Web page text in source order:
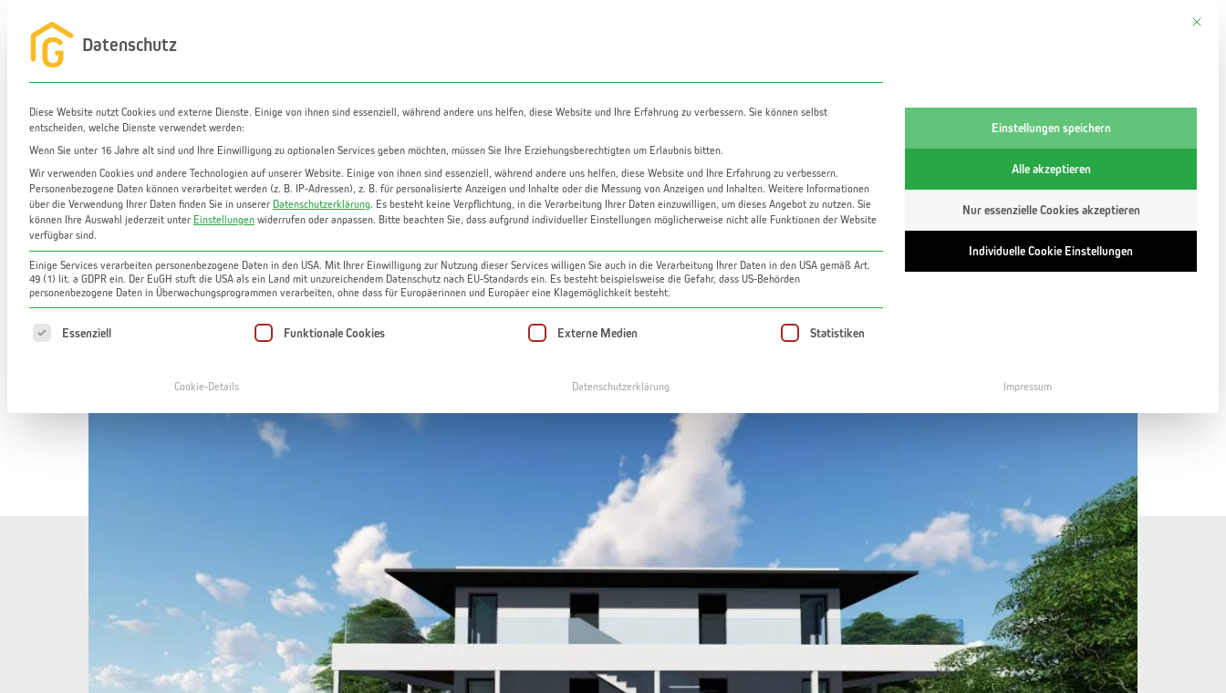
Inhalt
springen
Startseite
Wohnung kaufen
Ruhige Neubauwohnung im Grünen | 59 m² | 2 bzw. 3 Zimmer | Garten | Terrasse
Mit
Datenschutz
Diese Website nutzt Cookies und externe Dienste. Einige von ihnen sind essenziell, während andere uns helfen, diese Website und Ihre Erfahrung zu verbessern. Sie können selbst
entscheiden, welche Dienste verwendet werden:
Wenn Sie unter 16 Jahre alt sind und Ihre Einwilligung zu optionalen Services geben möchten, müssen Sie Ihre Erziehungsberechtigten um Erlaubnis bitten.
Wir verwenden Cookies und andere Technologien auf unserer Website. Einige von ihnen sind essenziell, während andere uns helfen, diese Website und Ihre Erfahrung zu verbessern.
Personenbezogene Daten können verarbeitet werden (z. B. IP-Adressen), z. B. für personalisierte Anzeigen und Inhalte oder die Messung von Anzeigen und Inhalten. Weitere Informationen
über die Verwendung Ihrer Daten finden Sie in unserer Datenschutzerklärung. Es besteht keine Verpflichtung, in die Verarbeitung Ihrer Daten einzuwilligen, um dieses Angebot zu nutzen. Sie
können Ihre Auswahl jederzeit unter Einstellungen widerrufen oder anpassen. Bitte beachten Sie, dass aufgrund individueller Einstellungen möglicherweise nicht alle Funktionen der Website
verfügbar sind.
Einige Services verarbeiten personenbezogene Daten in den USA. Mit Ihrer Einwilligung zur Nutzung dieser Services willigen Sie auch in die Verarbeitung Ihrer Daten in den USA gemäß Art.
49 (1) lit. a GDPR ein. Der EuGH stuft die USA als ein Land mit unzureichendem Datenschutz nach EU-Standards ein. Es besteht beispielsweise die Gefahr, dass US-Behörden
personenbezogene Daten in Überwachungsprogrammen verarbeiten, ohne dass für Europäerinnen und Europäer eine Klagemöglichkeit besteht.
Es folgt eine Liste der Service-Gruppen, für die eine Einwilligung erteilt werden kann. Die erste Service-Gruppe ist essenziell und kann nicht
Essenziell Funktionale Cookies Externe Medien Statistiken
Einstellungen speichern
Alle akzeptieren
Nur essenzielle Cookies akzeptieren
Individuelle Cookie Einstellungen
Cookie-Details Datenschutzerklärung Impressum